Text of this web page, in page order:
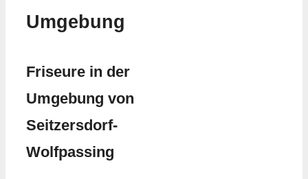
Umgebung
Friseure in der
Umgebung von
Seitzersdorf-
Wolfpassing